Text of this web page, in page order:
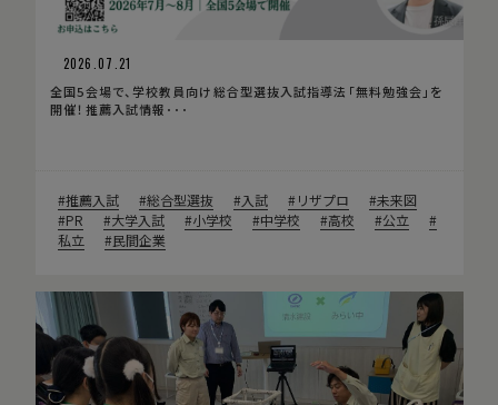
2026.07.21
全国5会場で、学校教員向け総合型選抜入試指導法「無料勉強会」を
開催！推薦入試情報･･･
推薦入試 総合型選抜 入試 リザプロ
未来図
PR
大学入試 小学校 中学校 高校
公立
私立
民間企業